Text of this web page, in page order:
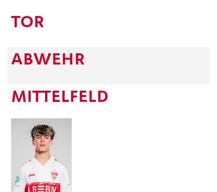
TOR
ABWEHR
MITTELFELD